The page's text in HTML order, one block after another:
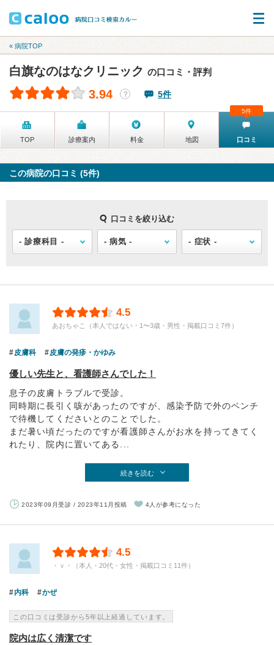
« 病院TOP
白旗なのはなクリニック の口コミ・評判
3.94 ？ 5件
TOP 診療案内 料金 地図 口コミ
5件
この病院の口コミ (5件)
口コミを絞り込む
4.5
あおちゃこ（本人ではない・1〜3歳・男性・掲載口コミ7件）
皮膚科 皮膚の発疹・かゆみ
優しい先生と、看護師さんでした！
息子の皮膚トラブルで受診。
同時期に長引く咳があったのですが、感染予防で外のベンチ
で待機してくださいとのことでした。
まだ暑い頃だったのですが看護師さんがお水を持ってきてく
れたり、院内に置いてある...
続きを読む
2023年09月受診 / 2023年11月投稿 4人が参考になった
4.5
・ｖ・（本人・20代・女性・掲載口コミ11件）
内科 かぜ
この口コミは受診から5年以上経過しています。
院内は広く清潔です